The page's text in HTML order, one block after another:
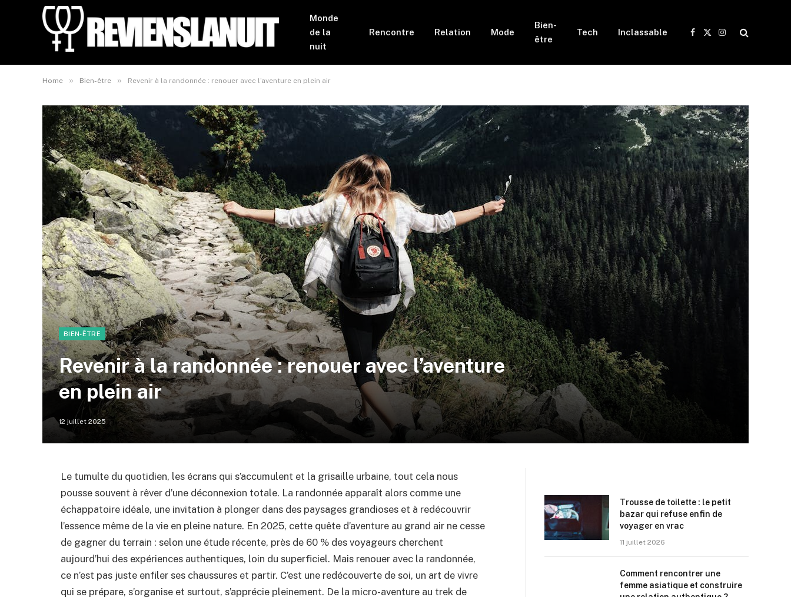
Monde
de la
nuit
Rencontre Relation Mode
Bien-
être
Tech Inclassable
Facebook
X
Instagram
Home » Bien-être » Revenir à la randonnée : renouer avec l’aventure en plein air
BIEN-ÊTRE
Revenir à la randonnée : renouer avec l’aventure
en plein air
12 juillet 2025
Le tumulte du quotidien, les écrans qui s’accumulent et la grisaille urbaine, tout cela nous
pousse souvent à rêver d’une déconnexion totale. La randonnée apparaît alors comme une
échappatoire idéale, une invitation à plonger dans des paysages grandioses et à redécouvrir
l’essence même de la vie en pleine nature. En 2025, cette quête d’aventure au grand air ne cesse
de gagner du terrain : selon une étude récente, près de 60 % des voyageurs cherchent
aujourd’hui des expériences authentiques, loin du superficiel. Mais renouer avec la randonnée,
ce n’est pas juste enfiler ses chaussures et partir. C’est une redécouverte de soi, un art de vivre
qui se prépare, s’organise et surtout, s’apprécie pleinement. De la micro-aventure au trek de
Trousse de toilette : le petit
bazar qui refuse enfin de
voyager en vrac
11 juillet 2026
Comment rencontrer une
femme asiatique et construire